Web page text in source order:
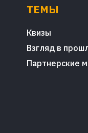
ТЕМЫ
Квизы
Взгляд в
Партнерские